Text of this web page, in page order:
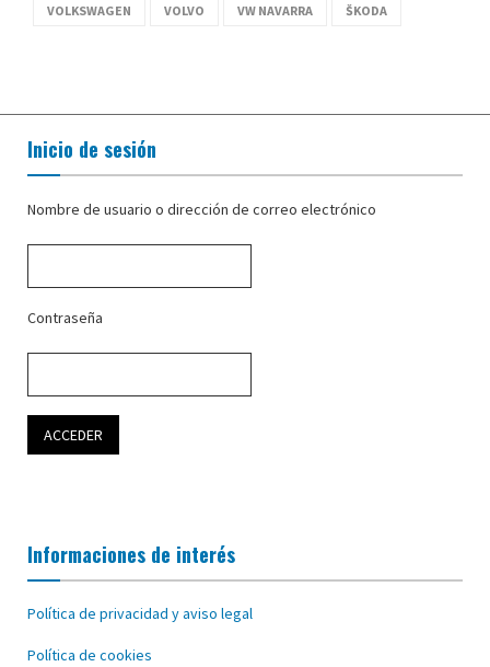
VOLKSWAGEN VOLVO VW NAVARRA ŠKODA
Inicio de sesión
Nombre de usuario o dirección de correo electrónico
Contraseña
Informaciones de interés
Política de privacidad y aviso legal
Política de cookies